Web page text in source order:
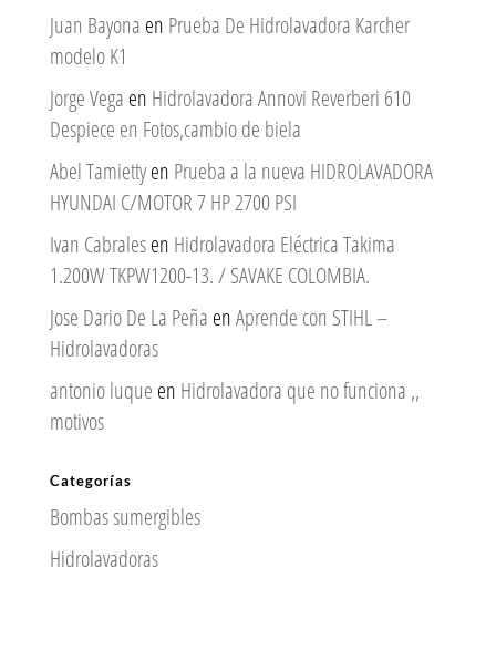
Juan Bayona en Prueba De Hidrolavadora Karcher
modelo K1
Jorge Vega en Hidrolavadora Annovi Reverberi 610
Despiece en Fotos,cambio de biela
Abel Tamiettyen Prueba a la nueva HIDROLAVADORA
HYUNDAI C/MOTOR 7 HP 2700 PSI
Ivan Cabralesen Hidrolavadora Eléctrica Takima
1.200W TKPW1200-13. / SAVAKE COLOMBIA.
Jose Dario De La Peña enAprende con STIHL –
Hidrolavadoras
antonio luque en Hidrolavadora que no funciona ,,
motivos
Categorías
Bombas sumergibles
Hidrolavadoras